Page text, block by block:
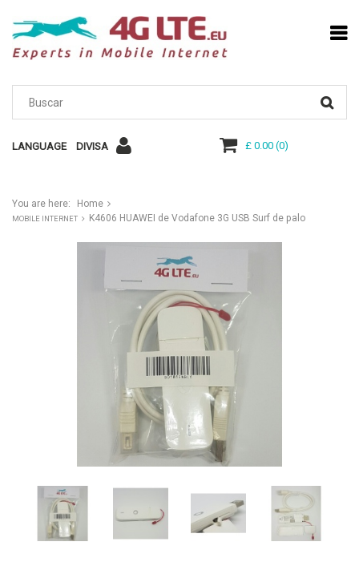
LANGUAGE DIVISA £ 0.00(0)
You are here: Home
MOBILE INTERNET K4606 HUAWEI de Vodafone 3G USB Surf de palo